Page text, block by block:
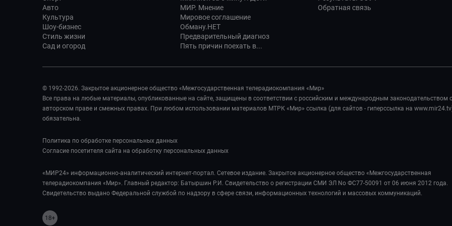
Авто
Культура
Шоу-бизнес
Стиль жизни
Сад и огород
МИР. Мнение
Мировое соглашение
Обману.НЕТ
Предварительный диагноз
Пять причин поехать в...
Обратная связь
© 1992-2026. Закрытое акционерное общество «Межгосударственная телерадиокомпания «Мир»
Все права на любые материалы, опубликованные на сайте, защищены в соответствии с российским и международным законодательством
авторском праве и смежных правах. При любом использовании материалов МТРК «Мир» ссылка (для сайтов - гиперссылка на
обязательна.
Политика по обработке персональных данных
Согласие посетителя сайта на обработку персональных данных
«МИР24» информационно-аналитический интернет-портал. Сетевое издание. Закрытое акционерное общество «Межгосударственная
телерадиокомпания «Мир». Главный редактор: Батыршин Р.И. Свидетельство о регистрации СМИ ЭЛ No ФС77-50091 от 06 июня 2012 года.
Свидетельство выдано Федеральной службой по надзору в сфере связи, информационных технологий и массовых коммуникаций.